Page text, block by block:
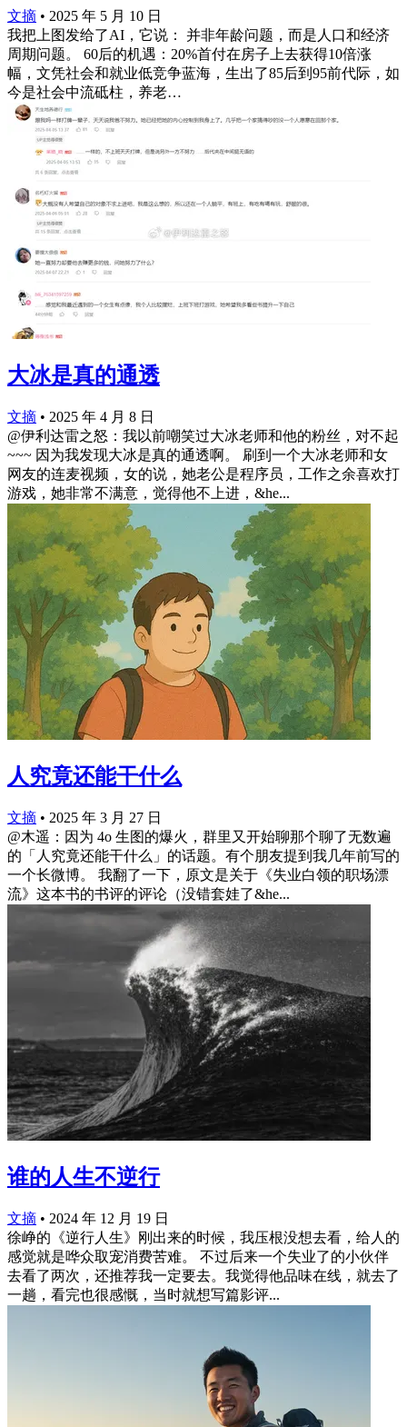
文摘 • 2025 年 5 月 10 日
我把上图发给了AI，它说： 并非年龄问题，而是人口和经济
周期问题​。 ​​60后的机遇：20%首付在房子上去获得10倍涨
幅，文凭社会和就业低竞争蓝海，生出了85后到95前代际，如
今是社会中流砥柱，养老…
大冰是真的通透
文摘 • 2025 年 4 月 8 日
@伊利达雷之怒：我以前嘲笑过大冰老师和他的粉丝，对不起
~~~ 因为我发现大冰是真的通透啊。 刷到一个大冰老师和女
网友的连麦视频，女的说，她老公是程序员，工作之余喜欢打
游戏，她非常不满意，觉得他不上进，&he...
人究竟还能干什么
文摘 • 2025 年 3 月 27 日
@木遥：因为 4o 生图的爆火，群里又开始聊那个聊了无数遍
的「人究竟还能干什么」的话题。有个朋友提到我几年前写的
一个长微博。 我翻了一下，原文是关于《失业白领的职场漂
流》这本书的书评的评论（没错套娃了&he...
谁的人生不逆行
文摘 • 2024 年 12 月 19 日
徐峥的《逆行人生》刚出来的时候，我压根没想去看，给人的
感觉就是哗众取宠消费苦难。 不过后来一个失业了的小伙伴
去看了两次，还推荐我一定要去。我觉得他品味在线，就去了
一趟，看完也很感慨，当时就想写篇影评...